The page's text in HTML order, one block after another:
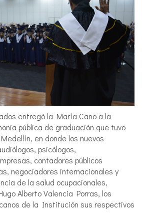
entregó la María Cano a la
pública de graduación que tuvo
en donde los nuevos
psicólogos,
contadores públicos
negociadores internacionales y
de la salud ocupacionales,
Alberto Valencia Porras, los
de la Institución sus respectivos